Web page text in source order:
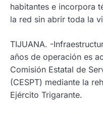
habitantes e incorpora
la red sin abrir toda la
TIJUANA. -
años de operación es
Comisión Estatal de
(CESPT) mediante la
Ejército Trigarante.